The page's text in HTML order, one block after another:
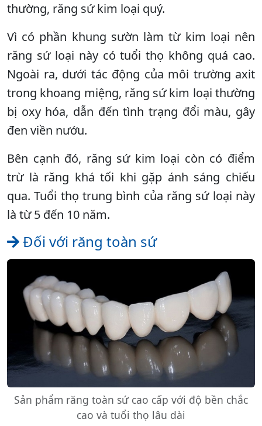
thường, răng sứ kim loại quý.
Vì có phần khung sườn làm từ kim loại nên
răng sứ loại này có tuổi thọ không quá cao.
Ngoài ra, dưới tác động của môi trường axit
trong khoang miệng, răng sứ kim loại thường
bị oxy hóa, dẫn đến tình trạng đổi màu, gây
đen viền nướu.
Bên cạnh đó, răng sứ kim loại còn có điểm
trừ là răng khá tối khi gặp ánh sáng chiếu
qua. Tuổi thọ trung bình của răng sứ loại này
là từ 5 đến 10 năm.
Đối với răng toàn sứ
Sản phẩm răng toàn sứ cao cấp với độ bền chắc
cao và tuổi thọ lâu dài